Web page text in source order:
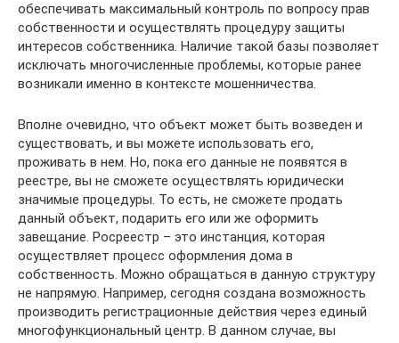
обеспечивать максимальный контроль по вопросу прав
собственности и осуществлять процедуру защиты
интересов собственника. Наличие такой базы позволяет
исключать многочисленные проблемы, которые ранее
возникали именно в контексте мошенничества.
Вполне очевидно, что объект может быть возведен и
существовать, и вы можете использовать его,
проживать в нем. Но, пока его данные не появятся в
реестре, вы не сможете осуществлять юридически
значимые процедуры. То есть, не сможете продать
данный объект, подарить его или же оформить
завещание. Росреестр – это инстанция, которая
осуществляет процесс оформления дома в
собственность. Можно обращаться в данную структуру
не напрямую. Например, сегодня создана возможность
производить регистрационные действия через единый
многофункциональный центр. В данном случае, вы